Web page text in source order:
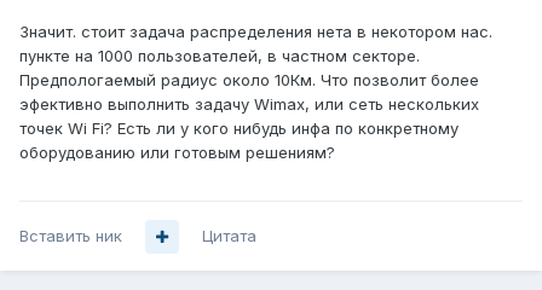
Значит. стоит задача распределения нета в некотором нас.
пункте на 1000 пользователей, в частном секторе.
Предпологаемый радиус около 10Км. Что позволит более
эфективно выполнить задачу Wimax, или сеть нескольких
точек Wi Fi? Есть ли у кого нибудь инфа по конкретному
оборудованию или готовым решениям?
Вставить ник Цитата